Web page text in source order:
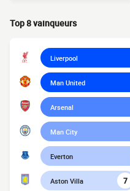
Top 8 vainqueurs
Liverpool
Man United
Arsenal
Man City
Everton
Aston Villa 7